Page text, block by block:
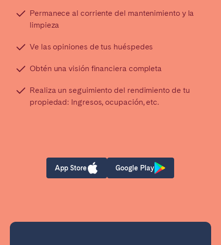
Permanece al corriente del mantenimiento y la
limpieza
Ve las opiniones de tus huéspedes
Obtén una visión financiera completa
Realiza un seguimiento del rendimiento de tu
propiedad: Ingresos, ocupación, etc.
App Store Google Play